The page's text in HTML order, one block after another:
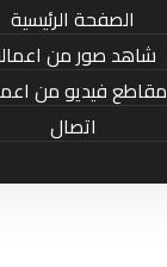
الصفحة الرئيسية
شاهد صور من
مقاطع فيديو من
اتصال